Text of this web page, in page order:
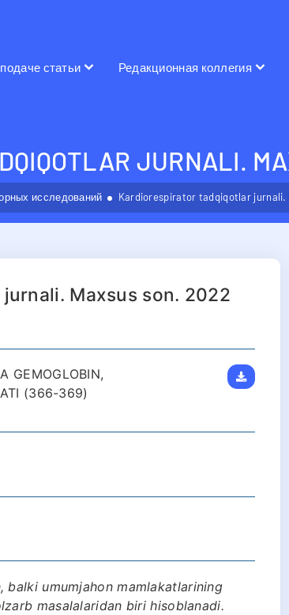
статьи Редакционная коллегия
JURNALI.
исследований Kardiorespirator tadqiqotlar jurnali.
Maxsus son. 2022
GEMOGLOBIN,
(366-369)
balki umumjahon mamlakatlarining
masalalaridan biri hisoblanadi.